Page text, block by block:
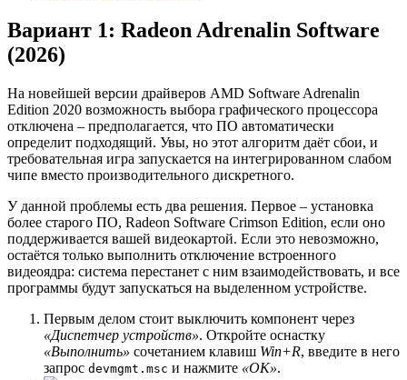
Вариант 1: Radeon Adrenalin Software
(2026)
На новейшей версии драйверов AMD Software Adrenalin
Edition 2020 возможность выбора графического процессора
отключена – предполагается, что ПО автоматически
определит подходящий. Увы, но этот алгоритм даёт сбои, и
требовательная игра запускается на интегрированном слабом
чипе вместо производительного дискретного.
У данной проблемы есть два решения. Первое – установка
более старого ПО, Radeon Software Crimson Edition, если оно
поддерживается вашей видеокартой. Если это невозможно,
остаётся только выполнить отключение встроенного
видеоядра: система перестанет с ним взаимодействовать, и все
программы будут запускаться на выделенном устройстве.
Первым делом стоит выключить компонент через
«Диспетчер устройств». Откройте оснастку
«Выполнить» сочетанием клавиш Win+R, введите в него
запрос devmgmt.msc и нажмите «ОК».